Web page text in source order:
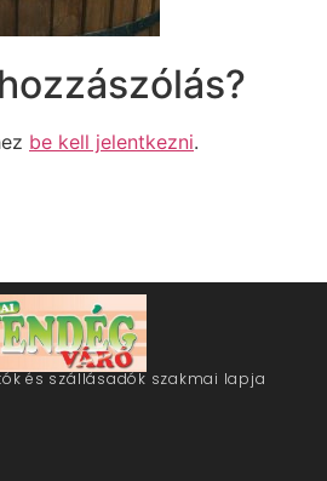
be kell jelentkezni.
és szállásadók szakmai lapja